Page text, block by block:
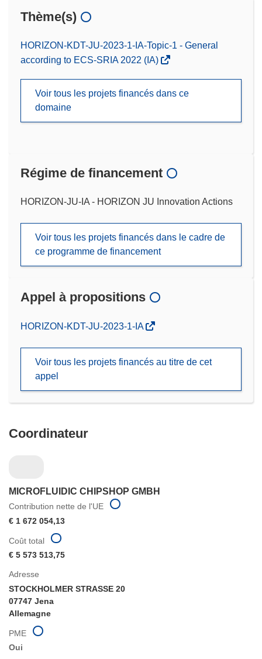
Thème(s)
HORIZON-KDT-JU-2023-1-IA-Topic-1 - General
according to ECS-SRIA 2022 (IA)
Voir tous les projets financés dans ce
domaine
Régime de financement
HORIZON-JU-IA - HORIZON JU Innovation Actions
Voir tous les projets financés dans le cadre de
ce programme de financement
Appel à propositions
(s’ouvre
nouvelle
fenêtre)
HORIZON-KDT-JU-2023-1-IA
Voir tous les projets financés au titre de cet
appel
Coordinateur
MICROFLUIDIC CHIPSHOP GMBH
Contribution nette de l'UE
€ 1 672 054,13
Adresse
STOCKHOLMER STRASSE 20
07747 Jena
Allemagne
PME
Oui
Coût total
€ 5 573 513,75